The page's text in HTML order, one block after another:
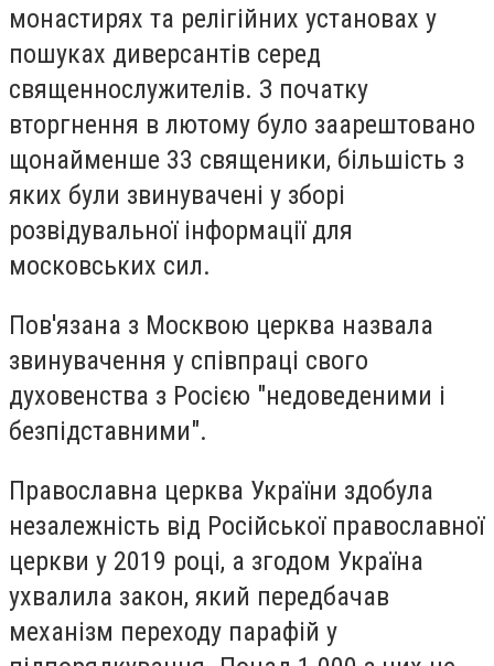
монастирях та релігійних установах у
пошуках диверсантів серед
священнослужителів. З початку
вторгнення в лютому було заарештовано
щонайменше 33 священики, більшість з
яких були звинувачені у зборі
розвідувальної інформації для
московських сил.
Пов'язана з Москвою церква назвала
звинувачення у співпраці свого
духовенства з Росією "недоведеними і
безпідставними".
Православна церква України здобула
незалежність від Російської православної
церкви у 2019 році, а згодом Україна
ухвалила закон, який передбачав
механізм переходу парафій у